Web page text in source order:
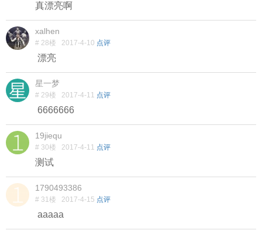
真漂亮啊
xalhen
# 28楼 2017-4-10 点评
漂亮
星一梦
# 29楼 2017-4-11 点评
6666666
19jiequ
# 30楼 2017-4-11 点评
测试
1790493386
# 31楼 2017-4-15 点评
aaaaa